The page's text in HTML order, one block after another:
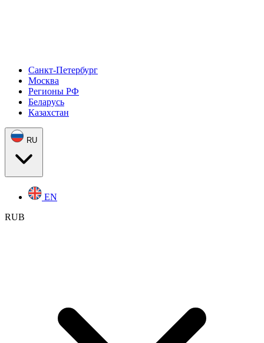
Санкт-Петербург
Москва
Регионы РФ
Беларусь
Казахстан
RU
EN
RUB